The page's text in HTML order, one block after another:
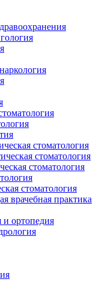
стоматология
стоматология
стоматология
стоматология
врачебная практика
и ортопедия